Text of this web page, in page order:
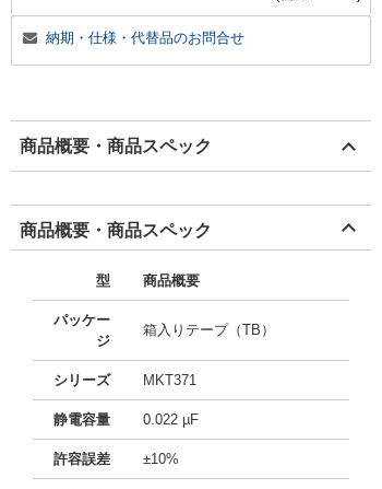
納期・仕様・代替品のお問合せ
商品概要・商品スペック
商品概要・商品スペック
型 商品概要
パッケー
ジ
箱入りテープ（TB）
シリーズ MKT371
静電容量 0.022 µF
許容誤差 ±10%